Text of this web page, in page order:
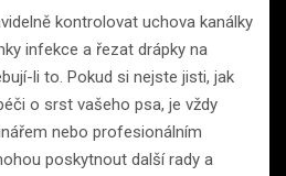
kontrolovat uchova kanálky
infekce a řezat drápky na
li to. Pokud si nejste jisti, jak
o srst vašeho psa, je vždy
nebo profesionálním
poskytnout další rady a